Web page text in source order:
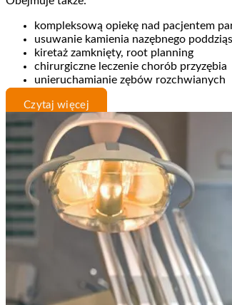
kompleksową opiekę nad pacjentem
usuwanie kamienia nazębnego
kiretaż zamknięty, root planning
chirurgiczne leczenie chorób przyzębia
unieruchamianie zębów rozchwianych
Czytaj więcej